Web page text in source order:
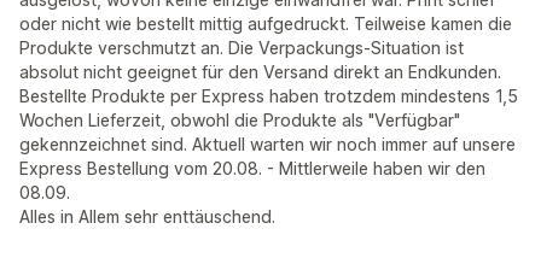
oder nicht wie bestellt mittig aufgedruckt. Teilweise kamen die
Produkte verschmutzt an. Die Verpackungs-Situation ist
absolut nicht geeignet für den Versand direkt an Endkunden.
Bestellte Produkte per Express haben trotzdem mindestens 1,5
Wochen Lieferzeit, obwohl die Produkte als "Verfügbar"
gekennzeichnet sind. Aktuell warten wir noch immer auf unsere
Express Bestellung vom 20.08. - Mittlerweile haben wir den
08.09.
Alles in Allem sehr enttäuschend.